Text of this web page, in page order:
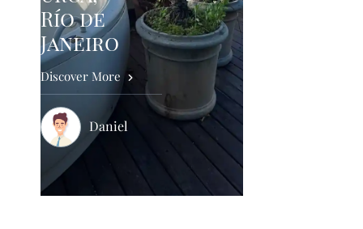
Río de
Janeiro
Discover More
Daniel